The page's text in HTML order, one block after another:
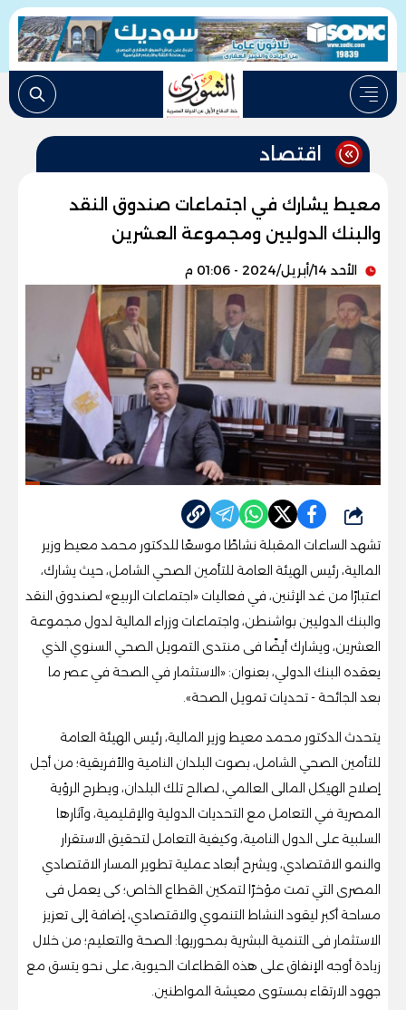
اقتصاد
معيط يشارك في اجتماعات صندوق النقد
والبنك الدوليين ومجموعة العشرين
الأحد 14/أبريل/2024 - 01:06 م
شارك
تشهد الساعات المقبلة نشاطًا موسعًا للدكتور محمد معيط وزير
المالية، رئيس الهيئة العامة للتأمين الصحي الشامل، حيث يشارك،
اعتبارًا من غد الإثنين، في فعاليات «اجتماعات الربيع» لصندوق النقد
والبنك الدوليين بواشنطن، واجتماعات وزراء المالية لدول مجموعة
العشرين، ويشارك أيضًا فى منتدى التمويل الصحي السنوي الذي
يعقده البنك الدولي، بعنوان: «الاستثمار في الصحة في عصر ما
بعد الجائحة - تحديات تمويل الصحة».
يتحدث الدكتور محمد معيط وزير المالية، رئيس الهيئة العامة
للتأمين الصحي الشامل، بصوت البلدان النامية والأفريقية؛ من أجل
إصلاح الهيكل المالى العالمي، لصالح تلك البلدان، ويطرح الرؤية
المصرية في التعامل مع التحديات الدولية والإقليمية، وآثارها
السلبية على الدول النامية، وكيفية التعامل لتحقيق الاستقرار
والنمو الاقتصادي، ويشرح أبعاد عملية تطوير المسار الاقتصادي
المصرى التي تمت مؤخرًا لتمكين القطاع الخاص؛ كى يعمل فى
مساحة أكبر ليقود النشاط التنموي والاقتصادي، إضافة إلى تعزيز
الاستثمار فى التنمية البشرية بمحوريها: الصحة والتعليم؛ من خلال
زيادة أوجه الإنفاق على هذه القطاعات الحيوية، على نحو يتسق مع
جهود الارتقاء بمستوى معيشة المواطنين.